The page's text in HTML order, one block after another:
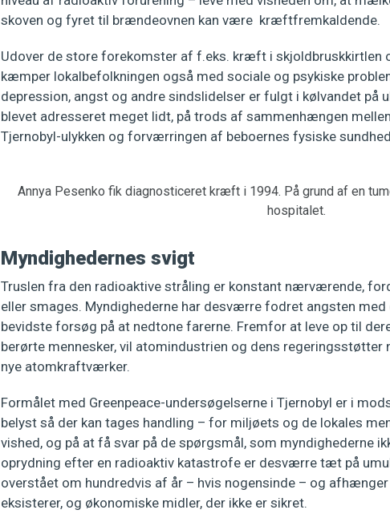
skoven og fyret til brændeovnen kan være kræftfremkaldende.
Udover de store forekomster af f.eks. kræft i skjoldbruskkirtlen
kæmper lokalbefolkningen også med sociale og psykiske
depression, angst og andre sindslidelser er fulgt i kølvandet på
blevet adresseret meget lidt, på trods af sammenhængen
Tjernobyl-ulykken og forværringen af beboernes fysiske
Annya Pesenko fik diagnosticeret kræft i 1994. På grund af en
hospitalet.
Myndighedernes svigt
Truslen fra den radioaktive stråling er konstant nærværende,
eller smages. Myndighederne har desværre fodret angsten
bevidste forsøg på at nedtone farerne. Fremfor at leve op til
berørte mennesker, vil atomindustrien og dens regeringsstøtter
nye atomkraftværker.
Formålet med Greenpeace-undersøgelserne i Tjernobyl er i
belyst så der kan tages handling – for miljøets og de lokales
vished, og på at få svar på de spørgsmål, som myndighederne
oprydning efter en radioaktiv katastrofe er desværre tæt på
overstået om hundredvis af år – hvis nogensinde – og
eksisterer, og økonomiske midler, der ikke er sikret.